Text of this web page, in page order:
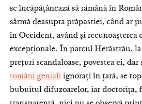
se încăpățânează să rămână în
sârmă deasupra prăpastiei, când ar
în Occident, având și recunoașterea
excepționale. În parcul Herăstrău, la
prețuri scandaloase, povestea ei, dar
români geniali ignorați în țară, se
bubuitul difuzoarelor, iar doctorița,